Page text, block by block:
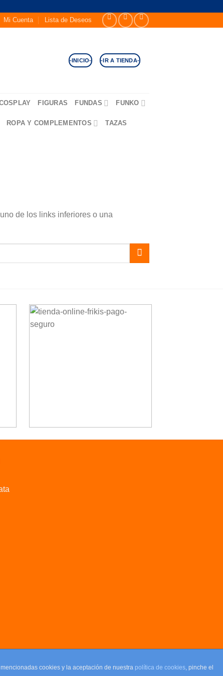
Mi Cuenta Lista de Deseos
-INICIO- -IR A TIENDA-
FIGURAS FUNDAS FUNKO
ROPA Y COMPLEMENTOS TAZAS
de los links inferiores o una
cookies y la aceptación de nuestra política de cookies, pinche el